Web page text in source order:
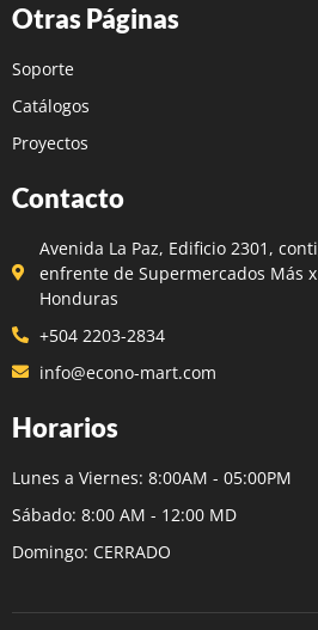
Otras Páginas
Soporte
Catálogos
Proyectos
Contacto
Avenida La Paz, Edificio 2301,
enfrente de Supermercados Más
Honduras
+504 2203-2834
info@econo-mart.com
Horarios
Lunes a Viernes: 8:00AM - 05:00PM
Sábado: 8:00 AM - 12:00 MD
Domingo: CERRADO